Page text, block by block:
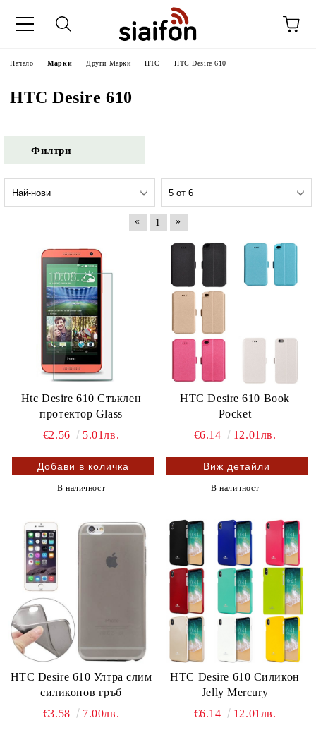
Начало Марки Други Марки HTC HTC Desire 610
HTC Desire 610
Филтри
« 1 »
Htc Desire 610 Стъклен
протектор Glass
€2.56
5.01лв.
В наличност
HTC Desire 610 Book
Pocket
€6.14
12.01лв.
Виж детайли
В наличност
HTC Desire 610 Ултра слим
силиконов гръб
€3.58
7.00лв.
HTC Desire 610 Силикон
Jelly Mercury
€6.14
12.01лв.